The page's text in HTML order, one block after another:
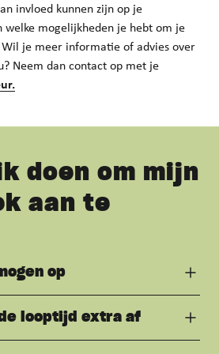
invloed kunnen zijn op je
welke mogelijkheden je hebt om je
Wil je meer informatie of advies over
Neem dan contact op met je
doen om mijn
aan te
op
looptijd extra af